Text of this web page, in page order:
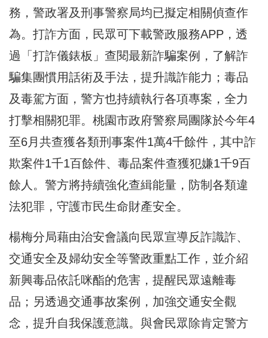
務，警政署及刑事警察局均已擬定相關偵查作
為。打詐方面，民眾可下載警政服務APP，透
過「打詐儀錶板」查閱最新詐騙案例，了解詐
騙集團慣用話術及手法，提升識詐能力；毒品
及毒駕方面，警方也持續執行各項專案，全力
打擊相關犯罪。桃園市政府警察局團隊於今年4
至6月共查獲各類刑事案件1萬4千餘件，其中詐
欺案件1千1百餘件、毒品案件查獲犯嫌1千9百
餘人。警方將持續強化查緝能量，防制各類違
法犯罪，守護市民生命財產安全。
楊梅分局藉由治安會議向民眾宣導反詐識詐、
交通安全及婦幼安全等警政重點工作，並介紹
新興毒品依託咪酯的危害，提醒民眾遠離毒
品；另透過交通事故案例，加強交通安全觀
念，提升自我保護意識。與會民眾除肯定警方